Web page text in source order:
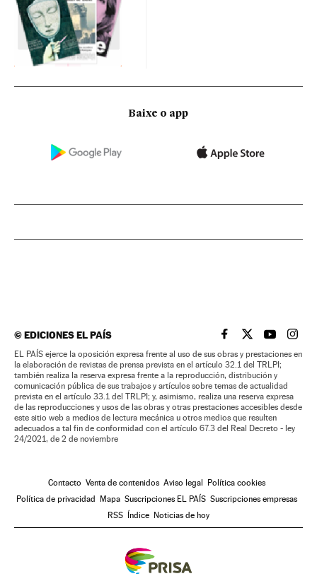
Baixe o app
©EDICIONES EL PAÍS EL PAÍS BRASIL EN
EL PAÍSEL PAÍS
EL
EL PAÍS ejerce la oposición expresa frente al uso de sus obras y prestaciones en
la elaboración de revistas de prensa prevista en el artículo 32.1 del TRLPI;
también realiza la reserva expresa frente a la reproducción, distribución y
comunicación pública de sus trabajos y artículos sobre temas de actualidad
prevista en el artículo 33.1 del TRLPI; y, asimismo, realiza una reserva expresa
de las reproducciones y usos de las obras y otras prestaciones accesibles desde
este sitio web a medios de lectura mecánica u otros medios que resulten
adecuados a tal fin de conformidad con el artículo 67.3 del Real Decreto - ley
24/2021, de 2 de noviembre
Contacto Venta de contenidos Aviso legal
Política cookies
Política de privacidad
Mapa Suscripciones EL PAÍS Suscripciones empresas
RSS
Índice Noticias de hoy